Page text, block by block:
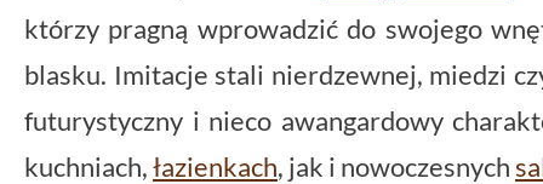
którzy pragną wprowadzić do swojego
blasku. Imitacje stali nierdzewnej, miedzi
futurystyczny i nieco awangardowy
kuchniach,łazienkach, jak i nowoczesnych